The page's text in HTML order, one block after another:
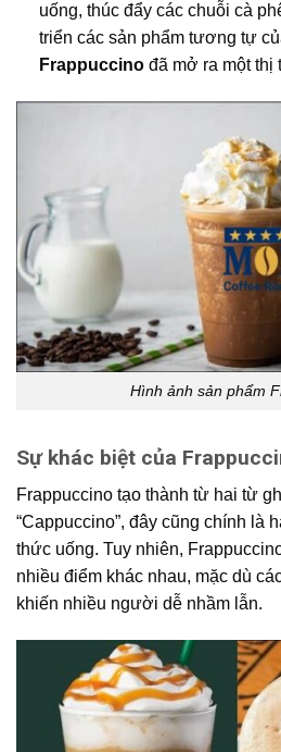
uống, thúc đẩy các chuỗi cà
triển các sản phẩm tương tự
Frappuccinođã mở ra một thị
Hình ảnh sản phẩm
Sự khác biệt của
Frappuccino tạo thành từ hai từ
“Cappuccino”, đây cũng chính là
thức uống. Tuy nhiên,
nhiều điểm khác nhau, mặc dù
khiến nhiều người dễ nhầm lẫn.